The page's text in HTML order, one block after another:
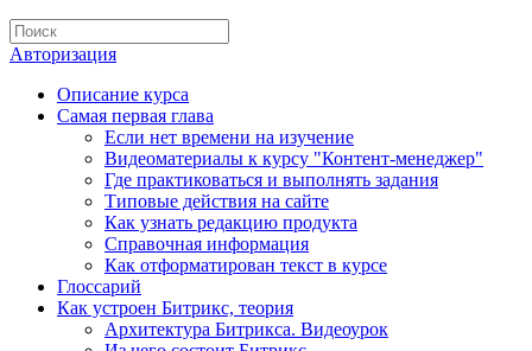
Авторизация
Описание курса
Самая первая глава
Если нет времени на изучение
Видеоматериалы к курсу "Контент-менеджер"
Где практиковаться и выполнять задания
Типовые действия на сайте
Как узнать редакцию продукта
Справочная информация
Как отформатирован текст в курсе
Глоссарий
Как устроен Битрикс, теория
Архитектура Битрикса. Видеоурок